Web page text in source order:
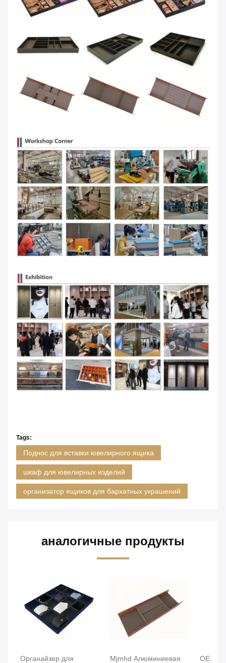
Tags:
Поднос для вставки ювелирного ящика
шкаф для ювелирных изделий
организатор ящиков для бархатных украшений
аналогичные продукты
Органайзер для
Mjmhd Алюминиевая
OEM